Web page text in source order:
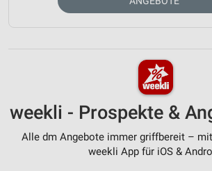
weekli - Prospekte &
Alle dm Angebote immer griffbereit –
weekli App für iOS &